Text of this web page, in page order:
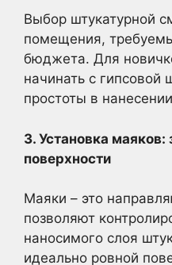
Выбор штукатурной
помещения,
бюджета. Для
начинать с гипсовой
простоты в
3. Установка маяков:
поверхности
Маяки – это
позволяют
наносимого слоя
идеально ровной